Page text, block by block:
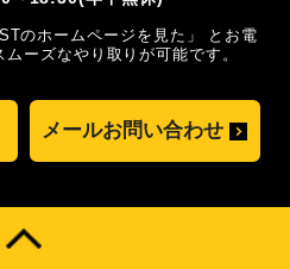
のホームページを見た」
とお電
ムーズなやり取りが可能です。
メールお問い合わせ